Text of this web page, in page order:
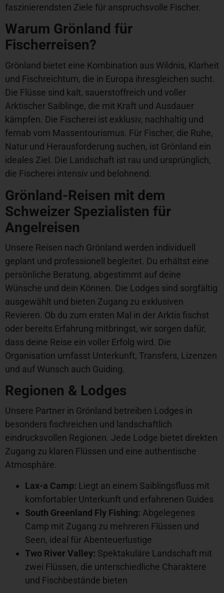
faszinierendsten Ziele für anspruchsvolle Fischer.
Warum Grönland für
Fischerreisen?
Grönland bietet eine Kombination aus Wildnis, Klarheit
und Fischreichtum, die in Europa ihresgleichen sucht.
Die Flüsse sind kalt, sauerstoffreich und voller
Arktischer Saiblinge, die mit Kraft und Ausdauer
kämpfen. Die Fischerei ist exklusiv, nachhaltig und
fernab vom Massentourismus. Für Fischer, die Ruhe,
Natur und Herausforderung suchen, ist Grönland ein
ideales Ziel. Die Landschaft ist rau und ursprünglich,
die Fischerei intensiv und belohnend.
Grönland-Reisen mit dem
Schweizer Spezialisten für
Angelreisen
Unsere Reisen nach Grönland werden individuell
geplant und professionell begleitet. Du erhältst eine
persönliche Beratung, abgestimmt auf deine
Wünsche und dein Können. Die Lodges sind sorgfältig
ausgewählt und bieten Zugang zu exklusiven
Revieren. Ob du zum ersten Mal in der Arktis fischst
oder bereits Erfahrung mitbringst, wir sorgen dafür,
dass deine Reise ein voller Erfolg wird. Die
Organisation umfasst Unterkunft, Transfers, Lizenzen
und auf Wunsch auch Guiding.
Regionen & Lodges
Unsere Partner in Grönland betreiben Lodges in
besonders fischreichen und landschaftlich
eindrucksvollen Regionen. Jede Lodge bietet direkten
Zugang zu klaren Flüssen und eine authentische
Atmosphäre.
Lax-a Camp: Liegt an einem Saiblingsfluss mit
komfortabler Unterkunft und erfahrenen Guides
South Greenland Fly Fishing: Abgelegenes
Camp mit Zugang zu mehreren Flüssen und
Seen, ideal für Abenteuerlustige
Two River Valley: Spektakuläre Landschaft mit
zwei Flüssen, die unterschiedliche Charaktere
und Fischbestände bieten